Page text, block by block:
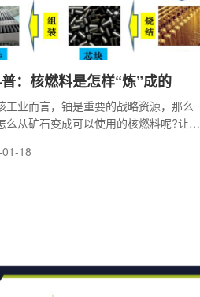
：核燃料是怎样“炼”成的
工业而言，铀是重要的战略资源，那么
么从矿石变成可以使用的核燃料呢?让我
18